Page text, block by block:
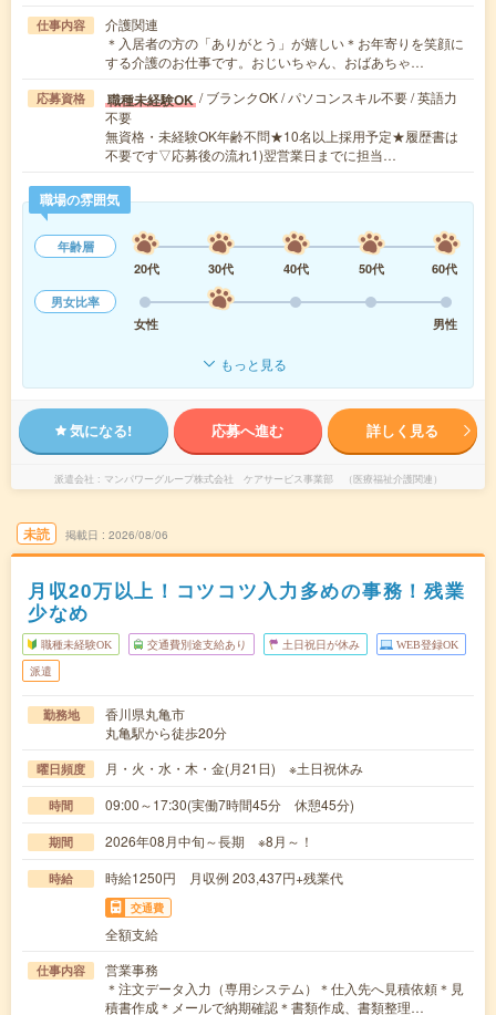
仕事内容
介護関連
＊入居者の方の「ありがとう」が嬉しい＊お年寄りを笑顔に
する介護のお仕事です。おじいちゃん、おばあちゃ…
応募資格 職種未経験OK / ブランクOK / パソコンスキル不要 / 英語力
不要
無資格・未経験OK年齢不問★10名以上採用予定★履歴書は
不要です▽応募後の流れ1)翌営業日までに担当…
職場の雰囲気
年齢層
20代
30代 40代 50代
60代
男女比率
女性
男性
もっと見る
気になる! 応募へ進む 詳しく見る
派遣会社 マンパワーグループ株式会社 ケアサービス事業部 （医療福祉介護関連）
未読 掲載日 2026/08/06
月収20万以上！コツコツ入力多めの事務！残業
少なめ
職種未経験OK 交通費別途支給あり 土日祝日が休み WEB登録OK
派遣
勤務地
香川県丸亀市
丸亀駅から徒歩20分
曜日頻度 月・火・水・木・金(月21日) ※土日祝休み
時間 09:00～17:30(実働7時間45分 休憩45分)
期間 2026年08月中旬～長期 ※8月～！
時給 時給1250円 月収例 203,437円+残業代
交通費
全額支給
仕事内容
営業事務
＊注文データ入力（専用システム）＊仕入先へ見積依頼＊見
積書作成＊メールで納期確認＊書類作成、書類整理…